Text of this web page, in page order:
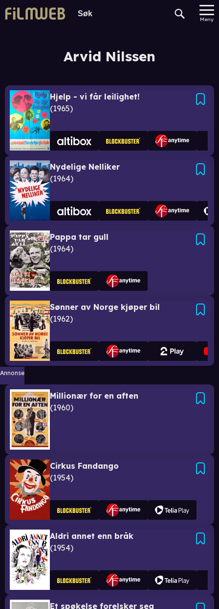
Meny
Arvid Nilssen
Hjelp - vi får leilighet!
1965
Nydelige Nelliker
1964
Pappa tar gull
1964
Sønner av Norge kjøper bil
1962
Annonse
Millionær for en aften
1960
Cirkus Fandango
1954
Aldri annet enn bråk
1954
Et spøkelse forelsker seg